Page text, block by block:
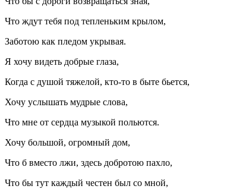
Что ждут тебя под тепленьким крылом,
Заботою как пледом укрывая.
Я хочу видеть добрые глаза,
Когда с душой тяжелой, кто-то в быте бьется,
Хочу услышать мудрые слова,
Что мне от сердца музыкой польются.
Хочу большой, огромный дом,
Что б вместо лжи, здесь добротою пахло,
Что бы тут каждый честен был со мной,